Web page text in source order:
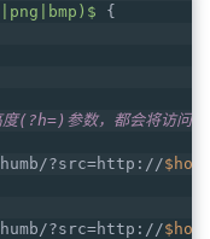
{
度(?h=)参数，都会将访
?src=http://
?src=http://